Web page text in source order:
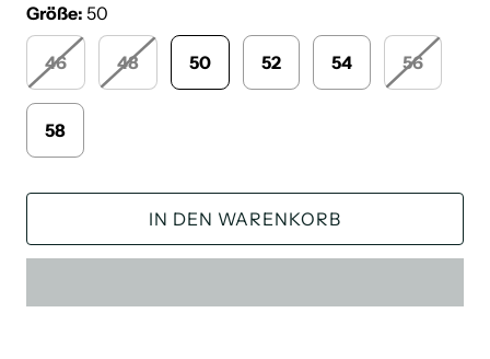
Größe: 50
46 48 50 52 54 56
58
IN DEN WARENKORB